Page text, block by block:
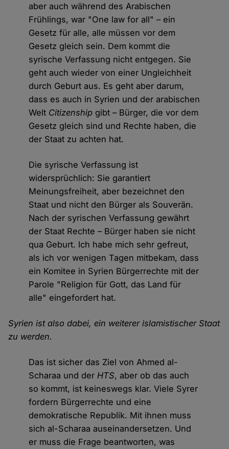
aber auch während des Arabischen
Frühlings, war "One law for all" – ein
Gesetz für alle, alle müssen vor dem
Gesetz gleich sein. Dem kommt die
syrische Verfassung nicht entgegen. Sie
geht auch wieder von einer Ungleichheit
durch Geburt aus. Es geht aber darum,
dass es auch in Syrien und der arabischen
Welt Citizenship gibt – Bürger, die vor dem
Gesetz gleich sind und Rechte haben, die
der Staat zu achten hat.
Die syrische Verfassung ist
widersprüchlich: Sie garantiert
Meinungsfreiheit, aber bezeichnet den
Staat und nicht den Bürger als Souverän.
Nach der syrischen Verfassung gewährt
der Staat Rechte – Bürger haben sie nicht
qua Geburt. Ich habe mich sehr gefreut,
als ich vor wenigen Tagen mitbekam, dass
ein Komitee in Syrien Bürgerrechte mit der
Parole "Religion für Gott, das Land für
alle" eingefordert hat.
Syrien ist also dabei, ein weiterer islamistischer Staat
zu werden.
Das ist sicher das Ziel von Ahmed al-
Scharaa und der HTS, aber ob das auch
so kommt, ist keineswegs klar. Viele Syrer
fordern Bürgerrechte und eine
demokratische Republik. Mit ihnen muss
sich al-Scharaa auseinandersetzen. Und
er muss die Frage beantworten, was